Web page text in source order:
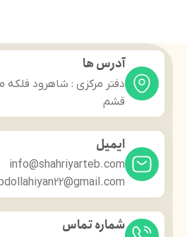
آدرس ها
دفتر مرکزی : شاهرود فلکه
قشم
ایمیل
info@shahriyarteb.com
شماره تماس